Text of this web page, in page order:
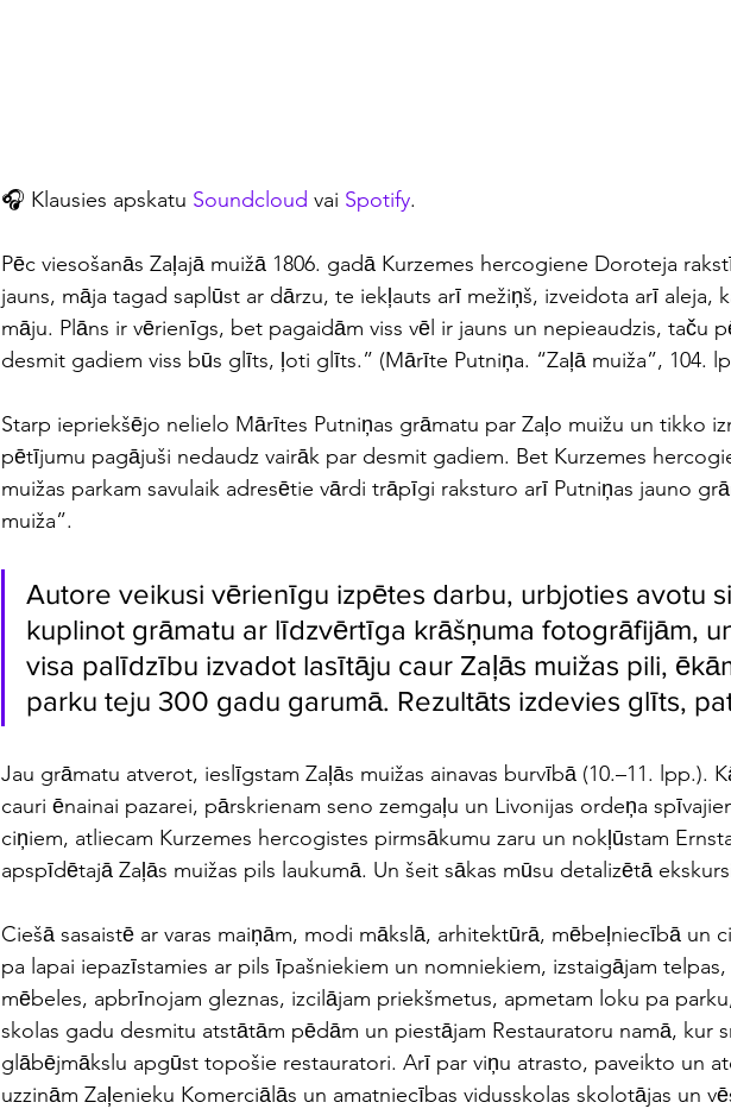
🎧 Klausies apskatu Soundcloud vai Spotify.
Pēc viesošanās Zaļajā muižā 1806. gadā Kurzemes hercogiene Doroteja
jauns, māja tagad saplūst ar dārzu, te iekļauts arī mežiņš, izveidota arī aleja,
māju. Plāns ir vērienīgs, bet pagaidām viss vēl ir jauns un nepieaudzis, taču
desmit gadiem viss būs glīts, ļoti glīts.” (Mārīte Putniņa. “Zaļā muiža”, 104.
Starp iepriekšējo nelielo Mārītes Putniņas grāmatu par Zaļo muižu un tikko
pētījumu pagājuši nedaudz vairāk par desmit gadiem. Bet Kurzemes
muižas parkam savulaik adresētie vārdi trāpīgi raksturo arī Putniņas jauno
muiža”.
Autore veikusi vērienīgu izpētes darbu, urbjoties avotu
kuplinot grāmatu ar līdzvērtīga krāšņuma fotogrāfijām,
visa palīdzību izvadot lasītāju caur Zaļās muižas pili,
parku teju 300 gadu garumā. Rezultāts izdevies glīts,
Jau grāmatu atverot, ieslīgstam Zaļās muižas ainavas burvībā (10.–11. lpp.).
cauri ēnainai pazarei, pārskrienam seno zemgaļu un Livonijas ordeņa
ciņiem, atliecam Kurzemes hercogistes pirmsākumu zaru un nokļūstam
apspīdētajā Zaļās muižas pils laukumā. Un šeit sākas mūsu detalizētā
Ciešā sasaistē ar varas maiņām, modi mākslā, arhitektūrā, mēbeļniecībā un
pa lapai iepazīstamies ar pils īpašniekiem un nomniekiem, izstaigājam
mēbeles, apbrīnojam gleznas, izcilājam priekšmetus, apmetam loku pa
skolas gadu desmitu atstātām pēdām un piestājam Restauratoru namā, kur
glābējmākslu apgūst topošie restauratori. Arī par viņu atrasto, paveikto un
uzzinām Zaļenieku Komerciālās un amatniecības vidusskolas skolotājas un